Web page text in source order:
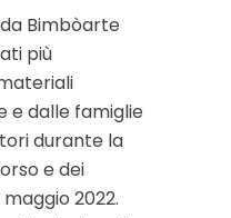
Bimbòarte
più
e dalle famiglie
durante la
e dei
2022.